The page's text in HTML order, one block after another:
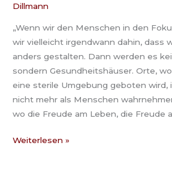
Dillmann
„Wenn wir den Menschen in den
wir vielleicht irgendwann dahin, dass
anders gestalten. Dann werden es
sondern Gesundheitshäuser. Orte,
eine sterile Umgebung geboten wird,
nicht mehr als Menschen
wo die Freude am Leben, die Freude
Monkey)
Weiterlesen »